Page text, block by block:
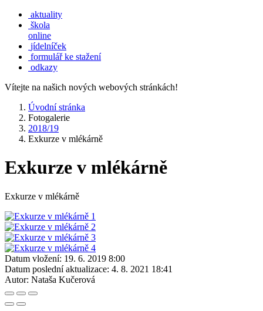
aktuality
škola
online
jídelníček
formulář ke stažení
odkazy
Vítejte na našich nových webových stránkách!
Úvodní stránka
Fotogalerie
2018/19
Exkurze v mlékárně
Exkurze v mlékárně
Exkurze v mlékárně
Datum vložení: 19. 6. 2019 8:00
Datum poslední aktualizace: 4. 8. 2021 18:41
Autor: Nataša Kučerová